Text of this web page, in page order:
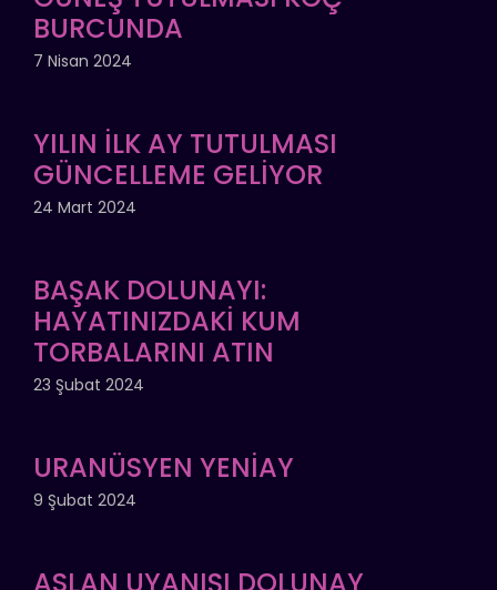
BURCUNDA
7 Nisan 2024
YILIN İLK AY TUTULMASI
GÜNCELLEME GELİYOR
24 Mart 2024
BAŞAK DOLUNAYI:
HAYATINIZDAKİ KUM
TORBALARINI ATIN
23 Şubat 2024
URANÜSYEN YENİAY
9 Şubat 2024